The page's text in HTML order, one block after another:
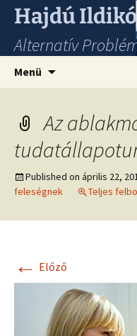
Hajdú Ildikó
Alternatív
Menü
Az
Published on április 22,
feleségnek
Teljes
← Előző